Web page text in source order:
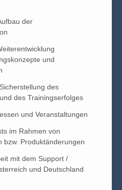
der
und
des
des Trainingserfolges
und Veranstaltungen
im Rahmen von
bzw. Produktänderungen
mit dem Support /
und Deutschland